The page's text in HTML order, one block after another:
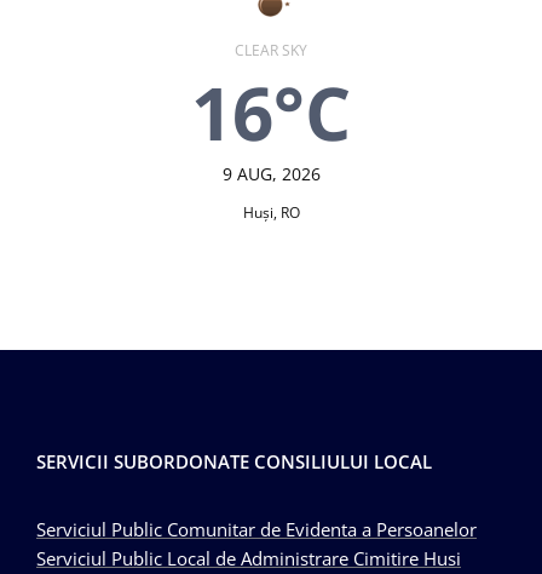
CLEAR SKY
16°C
9 AUG, 2026
Huşi, RO
SERVICII SUBORDONATE CONSILIULUI LOCAL
Serviciul Public Comunitar de Evidenta a Persoanelor
Serviciul Public Local de Administrare Cimitire Husi